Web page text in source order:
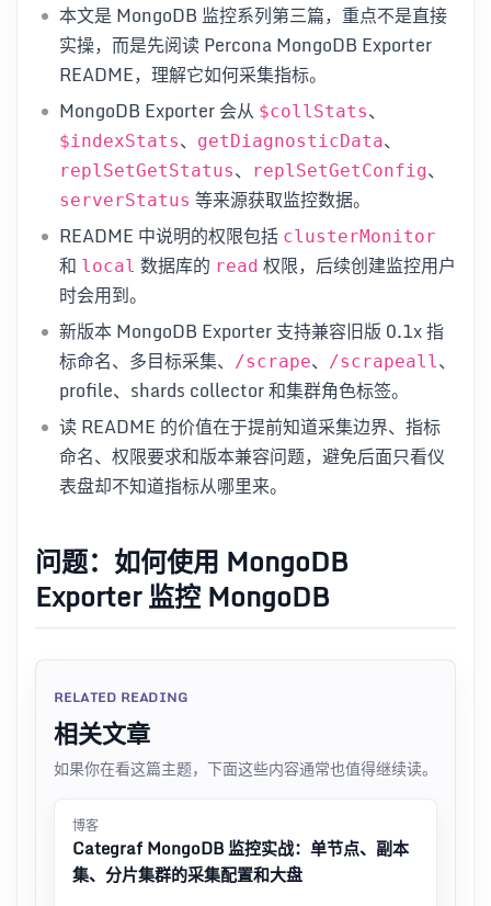
本文是 MongoDB 监控系列第三篇，重点不是直接
实操，而是先阅读 Percona MongoDB Exporter
README，理解它如何采集指标。
MongoDB Exporter 会从 $collStats、
$indexStats、 getDiagnosticData、
replSetGetStatus、 replSetGetConfig、
serverStatus 等来源获取监控数据。
README 中说明的权限包括 clusterMonitor
和 local 数据库的 read 权限，后续创建监控用户
时会用到。
新版本 MongoDB Exporter 支持兼容旧版 0.1x 指
标命名、多目标采集、 /scrape、 /scrapeall、
profile、shards collector 和集群角色标签。
读 README 的价值在于提前知道采集边界、指标
命名、权限要求和版本兼容问题，避免后面只看仪
表盘却不知道指标从哪里来。
问题：如何使用 MongoDB
Exporter 监控 MongoDB
RELATED READING
相关文章
如果你在看这篇主题，下面这些内容通常也值得继续读。
博客
Categraf MongoDB 监控实战：单节点、副本
集、分片集群的采集配置和大盘